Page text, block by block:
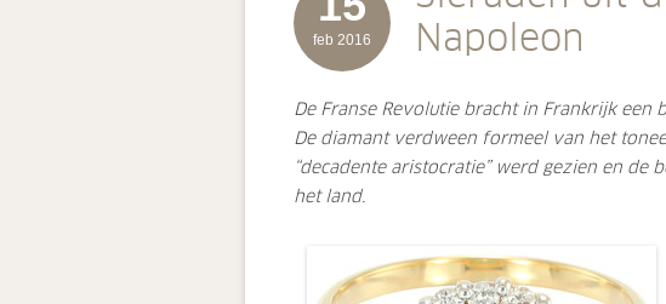
feb 2016
Napoleon
De Franse Revolutie bracht in Frankrijk een
De diamant verdween formeel van het
“decadente aristocratie” werd gezien en de
het land.